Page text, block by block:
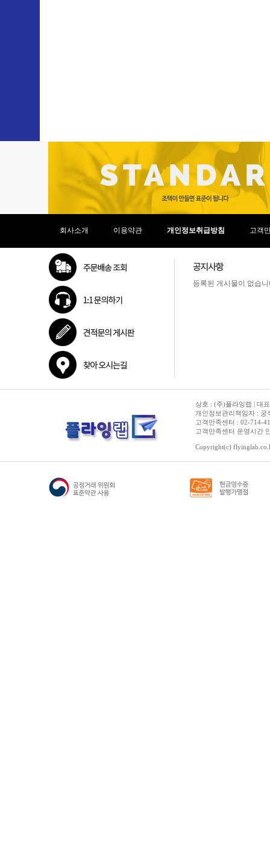
회사소개 이용약관 개인정보취급방침 고객
등록된 게시물이 없습
상호 : (주)플라잉랩 | 대
개인정보관리책임자 : 궁
고객만족센터 : 02-714-
고객만족센터 운영시간
Copyright(c)